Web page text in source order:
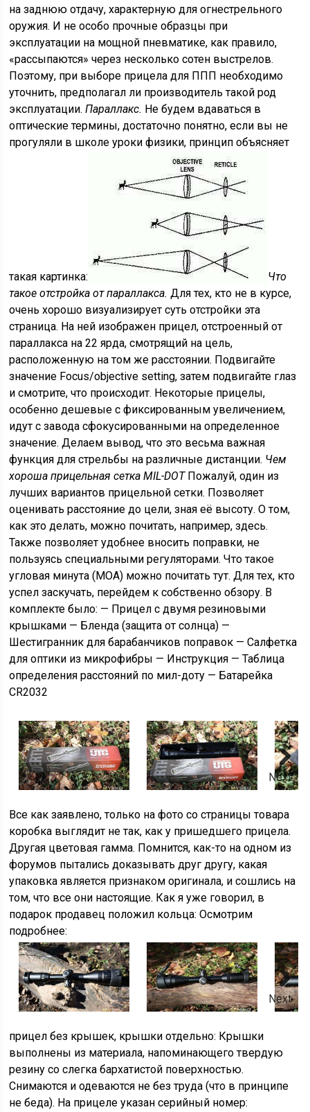
на заднюю отдачу, характерную для огнестрельного
оружия. И не особо прочные образцы при
эксплуатации на мощной пневматике, как правило,
«рассыпаются» через несколько сотен выстрелов.
Поэтому, при выборе прицела для ППП необходимо
уточнить, предполагал ли производитель такой род
эксплуатации.Параллакс. Не будем вдаваться в
оптические термины, достаточно понятно, если вы не
прогуляли в школе уроки физики, принцип объясняет
такая картинка:
Что
такое отстройка от параллакса.Для тех, кто не в курсе,
очень хорошо визуализирует суть отстройки эта
страница. На ней изображен прицел, отстроенный от
параллакса на 22 ярда, смотрящий на цель,
расположенную на том же расстоянии. Подвигайте
значение Focus/objective setting, затем подвигайте глаз
и смотрите, что происходит. Некоторые прицелы,
особенно дешевые с фиксированным увеличением,
идут с завода сфокусированными на определенное
значение. Делаем вывод, что это весьма важная
функция для стрельбы на различные дистанции. Чем
хороша прицельная сетка MIL-DOTПожалуй, один из
лучших вариантов прицельной сетки. Позволяет
оценивать расстояние до цели, зная её высоту. О том,
как это делать, можно почитать, например, здесь.
Также позволяет удобнее вносить поправки, не
пользуясь специальными регуляторами. Что такое
угловая минута (МОА) можно почитать тут. Для тех, кто
успел заскучать, перейдем к собственно обзору. В
комплекте было: — Прицел с двумя резиновыми
крышками — Бленда (защита от солнца) —
Шестигранник для барабанчиков поправок — Салфетка
для оптики из микрофибры — Инструкция — Таблица
определения расстояний по мил-доту — Батарейка
CR2032
Next
Все как заявлено, только на фото со страницы товара
коробка выглядит не так, как у пришедшего прицела.
Другая цветовая гамма. Помнится, как-то на одном из
форумов пытались доказывать друг другу, какая
упаковка является признаком оригинала, и сошлись на
том, что все они настоящие. Как я уже говорил, в
подарок продавец положил кольца: Осмотрим
подробнее:
Next
прицел без крышек, крышки отдельно: Крышки
выполнены из материала, напоминающего твердую
резину со слегка бархатистой поверхностью.
Снимаются и одеваются не без труда (что в принципе
не беда). На прицеле указан серийный номер: